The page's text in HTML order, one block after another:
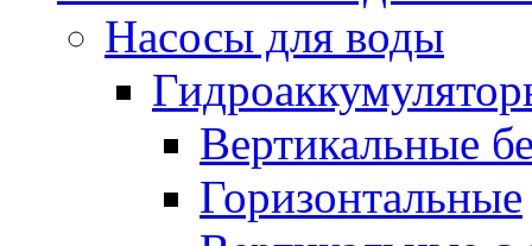
Насосы для воды
Вертикальные
Горизонтальные